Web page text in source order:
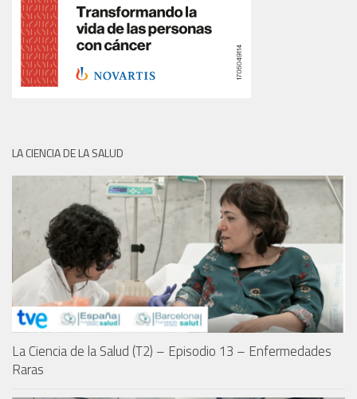
LA CIENCIA DE LA SALUD
La Ciencia de la Salud (T2) – Episodio 13 – Enfermedades
Raras